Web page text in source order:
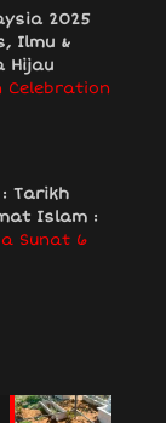
2025
Ilmu &
Hijau
Celebration
Tarikh
Islam :
Sunat 6